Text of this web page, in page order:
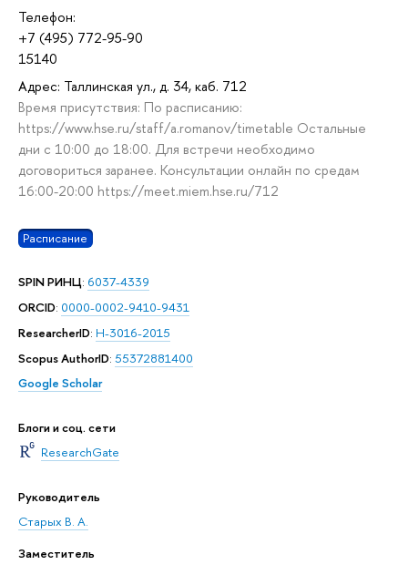
Телефон:
+7 (495) 772-95-90
15140
Адрес: Таллинская ул., д. 34, каб. 712
Время присутствия: По расписанию:
https://www.hse.ru/staff/a.romanov/timetable Остальные
дни с 10:00 до 18:00. Для встречи необходимо
договориться заранее. Консультации онлайн по средам
16:00-20:00 https://meet.miem.hse.ru/712
Расписание
SPIN РИНЦ: 6037-4339
ORCID: 0000-0002-9410-9431
ResearcherID: H-3016-2015
Scopus AuthorID: 55372881400
Google Scholar
Блоги и соц. сети
ResearchGate
Руководитель
Старых В. А.
Заместитель